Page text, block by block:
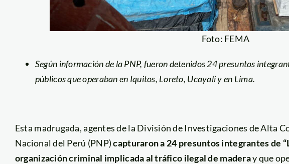
Foto: FEMA
Según información de la PNP, fueron detenidos 24 presuntos
públicos que operaban en Iquitos, Loreto, Ucayali y en Lima.
Esta madrugada, agentes de la División de Investigaciones de Alta
Nacional del Perú (PNP)capturaron a 24 presuntos integrantes de
organización criminal implicada al tráfico ilegal de maderay que